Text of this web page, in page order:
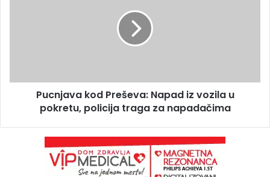
Pucnjava kod Preševa: Napad iz vozila u
pokretu, policija traga za napadačima